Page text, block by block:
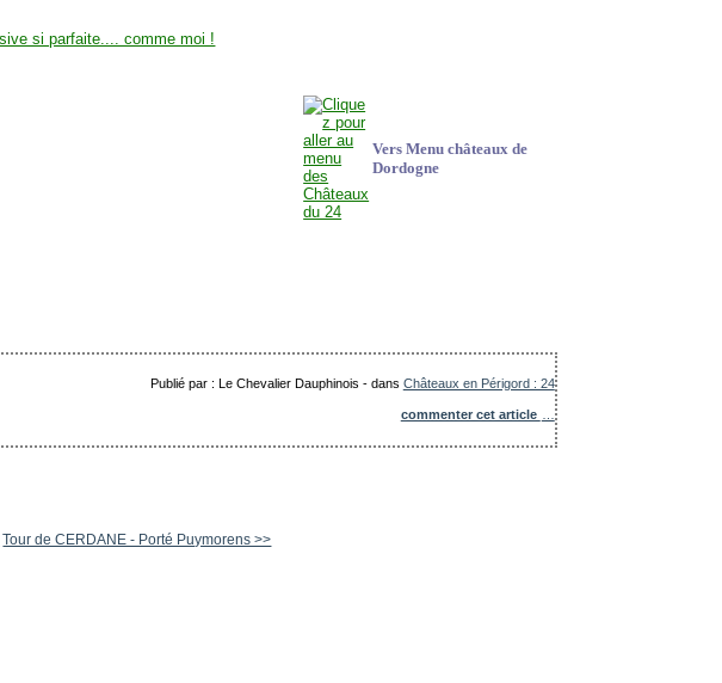
Vers Menu châteaux de
Dordogne
Publié par : Le Chevalier Dauphinois -dans Châteaux en Périgord : 24
commenter cet article
Tour de CERDANE - Porté Puymorens >>